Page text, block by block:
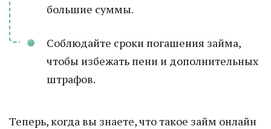
большие суммы.
Соблюдайте сроки погашения займа,
чтобы избежать пени и дополнительных
штрафов.
Теперь, когда вы знаете, что такое займ онлайн